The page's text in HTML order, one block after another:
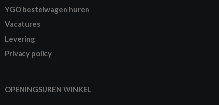
YGO bestelwagen huren
Vacatures
Levering
Privacy policy
OPENINGSUREN WINKEL